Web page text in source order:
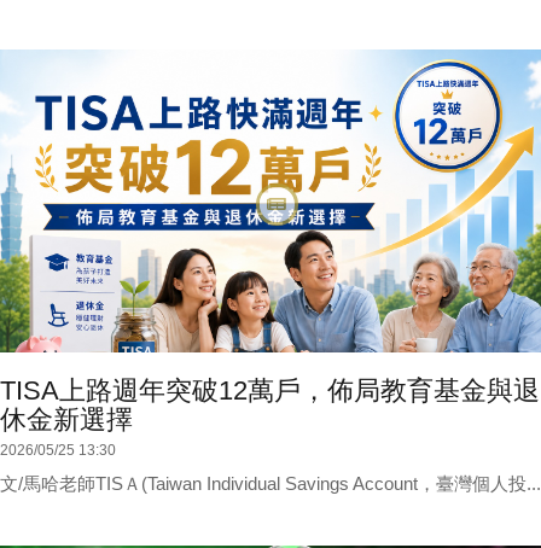
TISA上路週年突破12萬戶，佈局教育基金與退
休金新選擇
2026/05/25 13:30
文/馬哈老師TISＡ(Taiwan Individual Savings Account，臺灣個人投...